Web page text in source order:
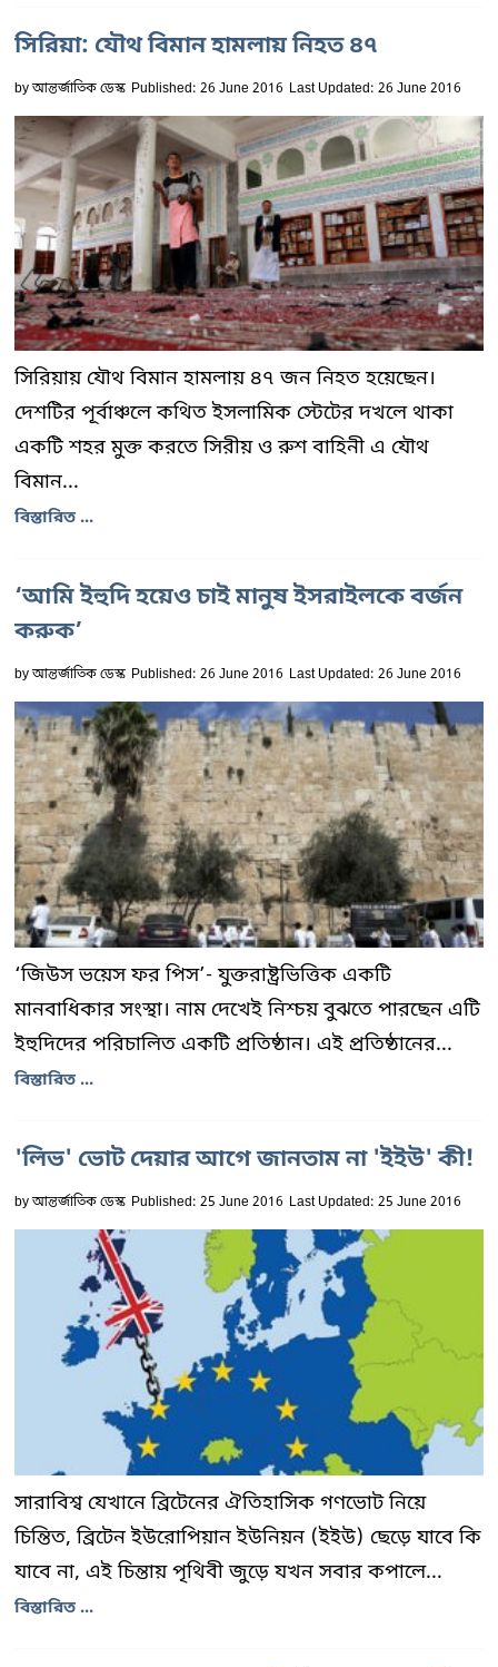
সিরিয়া: যৌথ বিমান হামলায় নিহত ৪৭
byআন্তর্জাতিক ডেস্ক Published: 26 June 2016 Last Updated: 26 June 2016
সিরিয়ায় যৌথ বিমান হামলায় ৪৭ জন নিহত হয়েছেন।
দেশটির পূর্বাঞ্চলে কথিত ইসলামিক স্টেটের দখলে থাকা
একটি শহর মুক্ত করতে সিরীয় ও রুশ বাহিনী এ যৌথ
বিমান...
বিস্তারিত ...
‘আমি ইহুদি হয়েও চাই মানুষ ইসরাইলকে বর্জন
করুক’
byআন্তর্জাতিক ডেস্ক Published: 26 June 2016 Last Updated: 26 June 2016
‘জিউস ভয়েস ফর পিস’- যুক্তরাষ্ট্রভিত্তিক একটি
মানবাধিকার সংস্থা। নাম দেখেই নিশ্চয় বুঝতে পারছেন এটি
ইহুদিদের পরিচালিত একটি প্রতিষ্ঠান। এই প্রতিষ্ঠানের...
বিস্তারিত ...
'লিভ' ভোট দেয়ার আগে জানতাম না 'ইইউ' কী!
byআন্তর্জাতিক ডেস্ক Published: 25 June 2016 Last Updated: 25 June 2016
সারাবিশ্ব যেখানে ব্রিটেনের ঐতিহাসিক গণভোট নিয়ে
চিন্তিত, ব্রিটেন ইউরোপিয়ান ইউনিয়ন (ইইউ) ছেড়ে যাবে কি
যাবে না, এই চিন্তায় পৃথিবী জুড়ে যখন সবার কপালে...
বিস্তারিত ...